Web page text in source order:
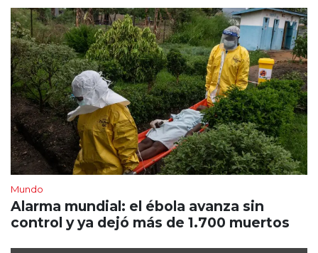
Mundo
Alarma mundial: el ébola avanza sin
control y ya dejó más de 1.700 muertos